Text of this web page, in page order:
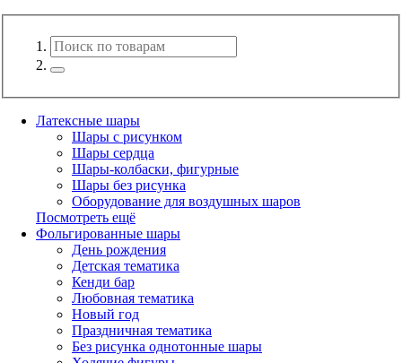
Латексные шары
Шары с рисунком
Шары сердца
Шары-колбаски, фигурные
Шары без рисунка
Оборудование для воздушных шаров
Посмотреть ещё
Фольгированные шары
День рождения
Детская тематика
Кенди бар
Любовная тематика
Новый год
Праздничная тематика
Без рисунка однотонные шары